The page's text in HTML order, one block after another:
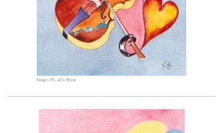
Geige - 97 - 42 x 56 cm